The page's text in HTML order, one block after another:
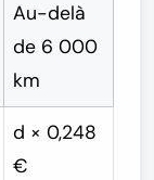
Au-delà
de 6 000
km
d × 0,248
€